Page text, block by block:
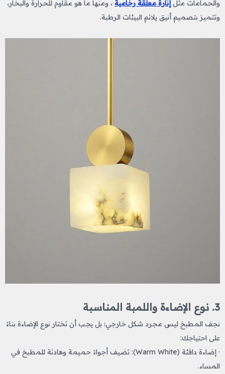
والحمامات مثل إنارة معلقة رخامية ، ومنها ما هو مقاوم للحرارة والبخار،
وتتميز بتصميم أنيق يلائم البيئات الرطبة.
3. نوع الإضاءة واللمبة المناسبة
نجف المطبخ ليس مجرد شكل خارجي؛ بل يجب أن تختار نوع الإضاءة بناءً
على احتياجك:
· إضاءة دافئة (Warm White): تضيف أجواءً حميمة وهادئة للمطبخ في
المساء.